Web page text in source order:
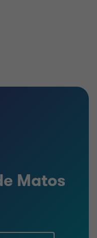
durante mais de
de referência.
Faculdade de
e Revisor
Matos